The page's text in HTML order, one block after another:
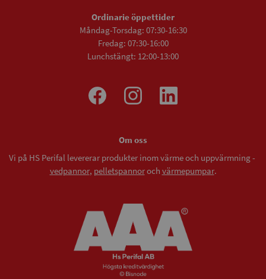
Ordinarie öppettider
Måndag-Torsdag: 07:30-16:30
Fredag: 07:30-16:00
Lunchstängt: 12:00-13:00
Om oss
Vi på HS Perifal levererar produkter inom värme och uppvärmning -
vedpannor, pelletspannoroch värmepumpar.